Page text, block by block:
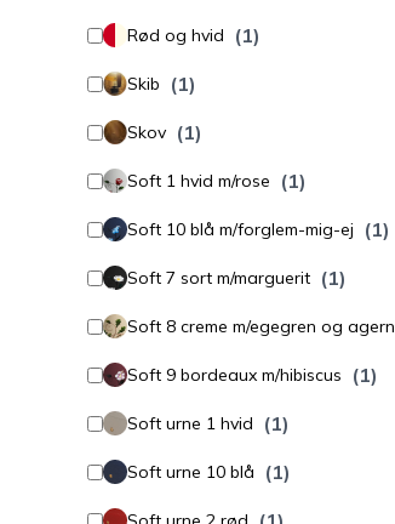
Rød og hvid (1)
Skib (1)
Skov (1)
Soft 1 hvid m/rose (1)
Soft 10 blå m/forglem-mig-ej (1)
Soft 7 sort m/marguerit (1)
Soft 8 creme m/egegren og agern
Soft 9 bordeaux m/hibiscus (1)
Soft urne 1 hvid (1)
Soft urne 10 blå (1)